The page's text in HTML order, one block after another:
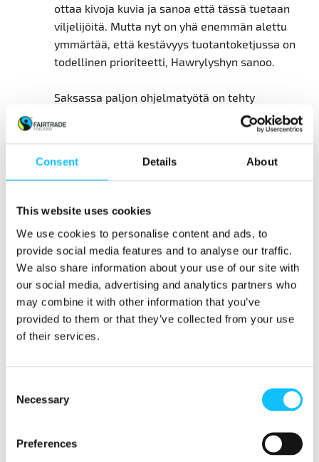
Consent Details About
This website uses cookies
We use cookies to personalise content and ads, to
provide social media features and to analyse our traffic.
We also share information about your use of our site with
our social media, advertising and analytics partners who
may combine it with other information that you’ve
provided to them or that they’ve collected from your use
of their services.
Selection
Necessary
Preferences
ottaa kivoja kuvia ja sanoa että tässä tuetaan
viljelijöitä. Mutta nyt on yhä enemmän alettu
ymmärtää, että kestävyys tuotantoketjussa on
todellinen prioriteetti, Hawrylyshyn sanoo.
Saksassa paljon ohjelmatyötä on tehty
kahvintuotannossa. Esimerkiksi suuret
jälleenmyyjät kuten Lidl, Aldi ja Tchibo tukevat
Amerikassa.
Suomi on ollut ohjelmatyön etulinjassa, sillä
Afrikassa että Aldin hanke Hondurasissa ovat
osa Suomen Reilu kauppa ry:n
kehitysyhteistyöohjelmaa. Suomi onkin antanut
Euroopassa muille Reilun kaupan toimijoille
mahdollisuuden tulla mukaan ohjelmatyöhön
ilman, että niiden on pakko perustaa omaa
laajemman ohjelman kanssa on tarjonnut